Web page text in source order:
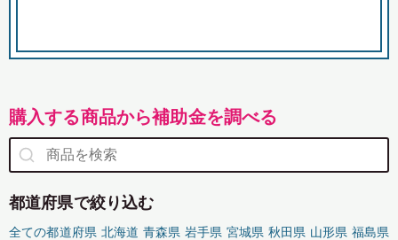
購入する商品から補助金を調べる
都道府県で絞り込む
全ての都道府県 北海道 青森県 岩手県 宮城県 秋田県 山形県 福島県